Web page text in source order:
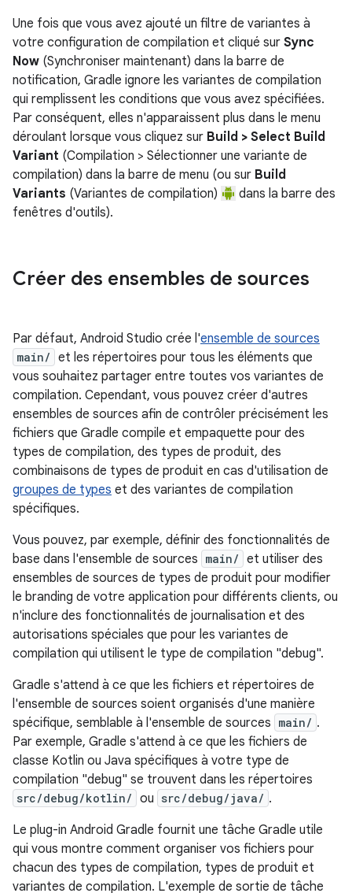
Une fois que vous avez ajouté un filtre de variantes à
votre configuration de compilation et cliqué sur Sync
Now (Synchroniser maintenant) dans la barre de
notification, Gradle ignore les variantes de compilation
qui remplissent les conditions que vous avez spécifiées.
Par conséquent, elles n'apparaissent plus dans le menu
déroulant lorsque vous cliquez sur Build > Select Build
Variant (Compilation > Sélectionner une variante de
compilation) dans la barre de menu (ou sur Build
Variants (Variantes de compilation)
dans la barre des
fenêtres d'outils).
Créer des ensembles de sources
Par défaut, Android Studio crée l'ensemble de sources
main/ et les répertoires pour tous les éléments que
vous souhaitez partager entre toutes vos variantes de
compilation. Cependant, vous pouvez créer d'autres
ensembles de sources afin de contrôler précisément les
fichiers que Gradle compile et empaquette pour des
types de compilation, des types de produit, des
combinaisons de types de produit en cas d'utilisation de
groupes de types et des variantes de compilation
spécifiques.
Vous pouvez, par exemple, définir des fonctionnalités de
base dans l'ensemble de sources main/ et utiliser des
ensembles de sources de types de produit pour modifier
le branding de votre application pour différents clients, ou
n'inclure des fonctionnalités de journalisation et des
autorisations spéciales que pour les variantes de
compilation qui utilisent le type de compilation "debug".
Gradle s'attend à ce que les fichiers et répertoires de
l'ensemble de sources soient organisés d'une manière
spécifique, semblable à l'ensemble de sources main/ .
Par exemple, Gradle s'attend à ce que les fichiers de
classe Kotlin ou Java spécifiques à votre type de
compilation "debug" se trouvent dans les répertoires
src/debug/kotlin/ ou src/debug/java/ .
Le plug-in Android Gradle fournit une tâche Gradle utile
qui vous montre comment organiser vos fichiers pour
chacun des types de compilation, types de produit et
variantes de compilation. L'exemple de sortie de tâche